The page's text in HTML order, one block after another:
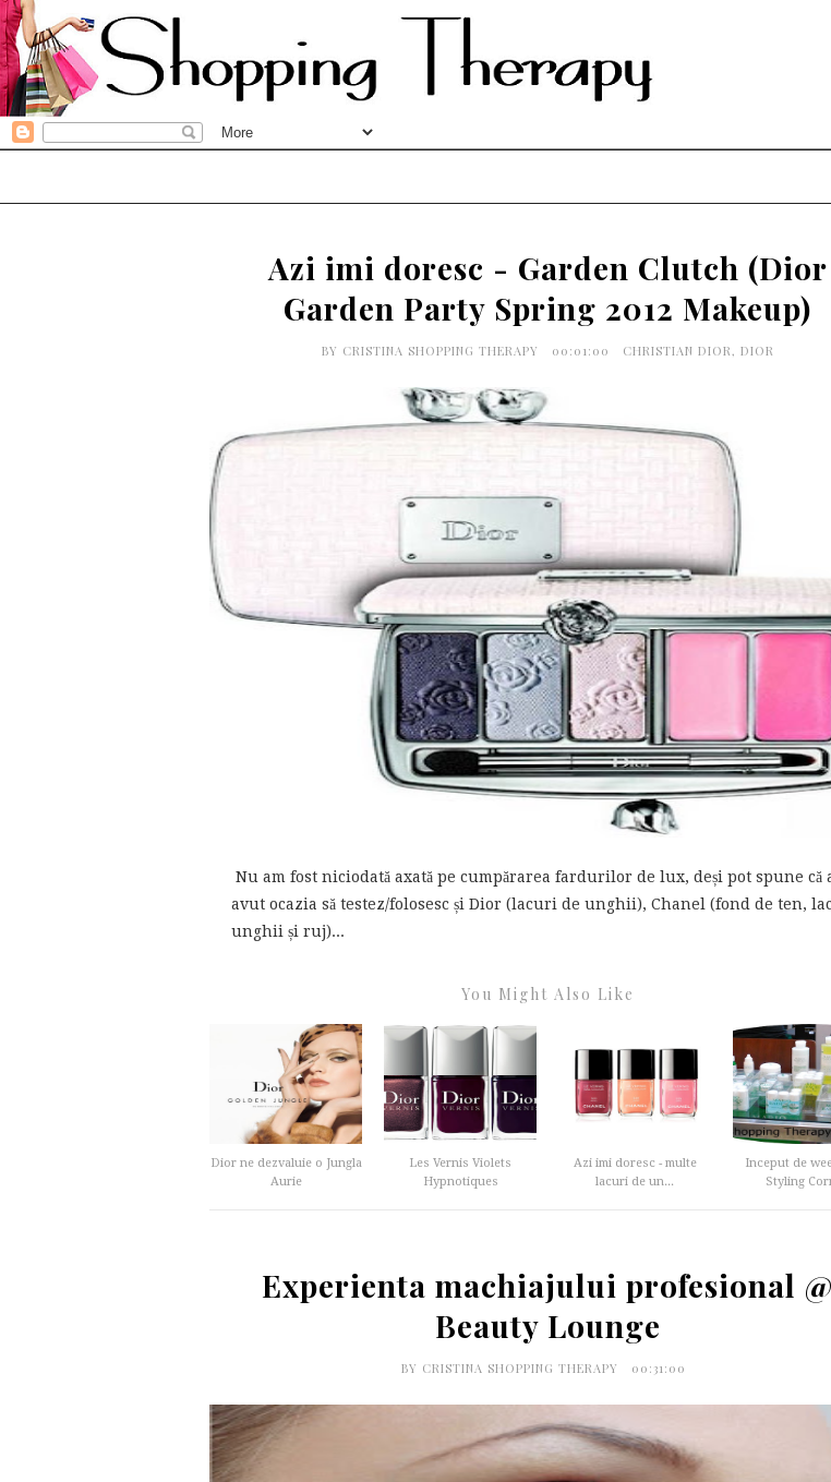
Azi imi doresc - Garden Clutch (Dior
Garden Party Spring 2012 Makeup)
BY CRISTINA SHOPPING THERAPY 00:01:00 CHRISTIAN DIOR, DIOR
Nu am fost niciodată axată pe cumpărarea fardurilor de lux, deși pot spune că
avut ocazia să testez/folosesc și Dior (lacuri de unghii), Chanel (fond de ten,
unghii și ruj)...
You Might Also Like
Dior ne dezvaluie o Jungla
Aurie
Les Vernis Violets
Hypnotiques
Azi imi doresc - multe
lacuri de un...
Inceput de
Styling
Experienta machiajului profesional @
Beauty Lounge
BY CRISTINA SHOPPING THERAPY 00:31:00